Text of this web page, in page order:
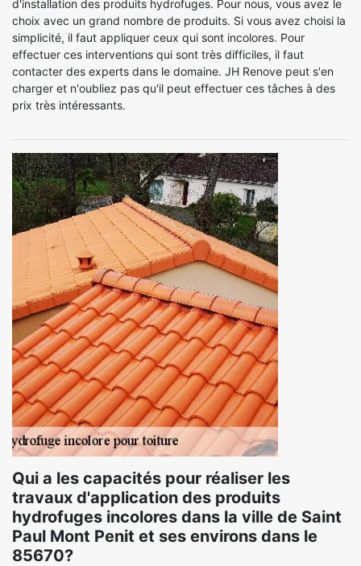
d'installation des produits hydrofuges. Pour nous, vous avez le
choix avec un grand nombre de produits. Si vous avez choisi la
simplicité, il faut appliquer ceux qui sont incolores. Pour
effectuer ces interventions qui sont très difficiles, il faut
contacter des experts dans le domaine. JH Renove peut s'en
charger et n'oubliez pas qu'il peut effectuer ces tâches à des
prix très intéressants.
Qui a les capacités pour réaliser les
travaux d'application des produits
hydrofuges incolores dans la ville de Saint
Paul Mont Penit et ses environs dans le
85670?